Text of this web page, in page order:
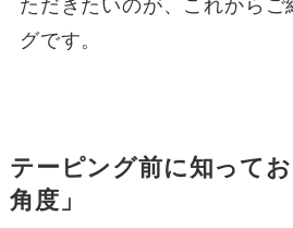
ただきたいのが、これからご
グです。
テーピング前に知って
角度」